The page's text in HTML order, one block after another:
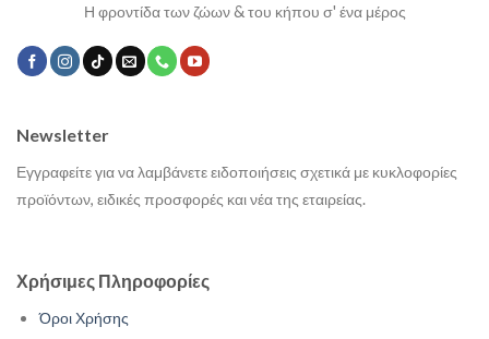
Η φροντίδα των ζώων & του κήπου σ' ένα μέρος
Χρήσιμες Πληροφορίες
Όροι Χρήσης
Newsletter
Εγγραφείτε για να λαμβάνετε ειδοποιήσεις σχετικά με κυκλοφορίες
προϊόντων, ειδικές προσφορές και νέα της εταιρείας.